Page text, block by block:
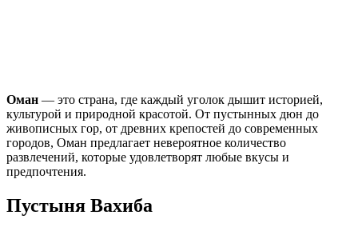
Оман — это страна, где каждый уголок дышит историей,
культурой и природной красотой. От пустынных дюн до
живописных гор, от древних крепостей до современных
городов, Оман предлагает невероятное количество
развлечений, которые удовлетворят любые вкусы и
предпочтения.
Пустыня Вахиба